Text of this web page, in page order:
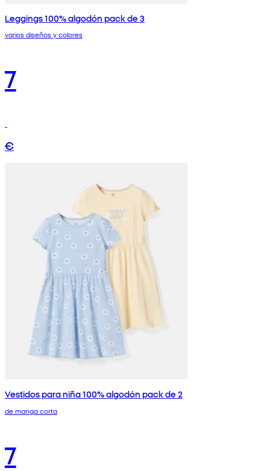
Leggings 100% algodón pack de 3
varios diseños y colores
7
€
Vestidos para niña 100% algodón pack de 2
de manga corta
7